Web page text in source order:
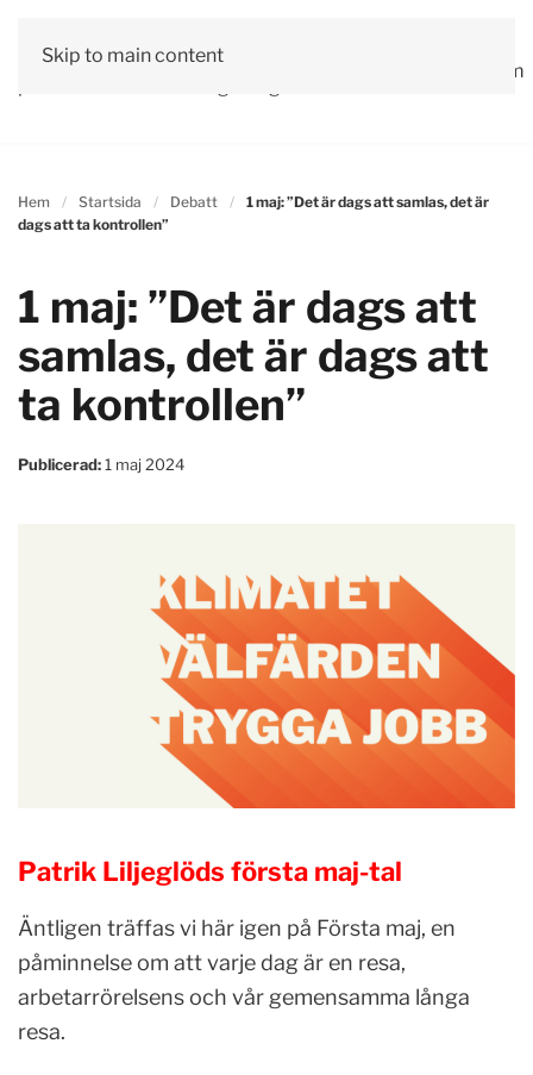
Skip to main content
Vår
Debatt
OmLäs våra
Valprogram
Hem Startsida Debatt
1 maj: ”Det är dags att samlas, det är
dags att ta kontrollen”
1 maj: ”Det är dags att
samlas, det är dags att
ta kontrollen”
Publicerad:1 maj 2024
Patrik Liljeglöds första maj-tal
Äntligen träffas vi här igen på Första maj, en
påminnelse om att varje dag är en resa,
arbetarrörelsens och vår gemensamma långa
resa.